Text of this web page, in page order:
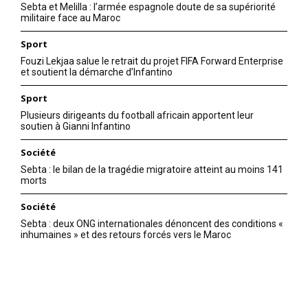
Sebta et Melilla : l’armée espagnole doute de sa supériorité
militaire face au Maroc
Sport
Fouzi Lekjaa salue le retrait du projet FIFA Forward Enterprise
et soutient la démarche d’Infantino
Sport
Plusieurs dirigeants du football africain apportent leur
soutien à Gianni Infantino
Société
Sebta : le bilan de la tragédie migratoire atteint au moins 141
morts
Société
Sebta : deux ONG internationales dénoncent des conditions «
inhumaines » et des retours forcés vers le Maroc